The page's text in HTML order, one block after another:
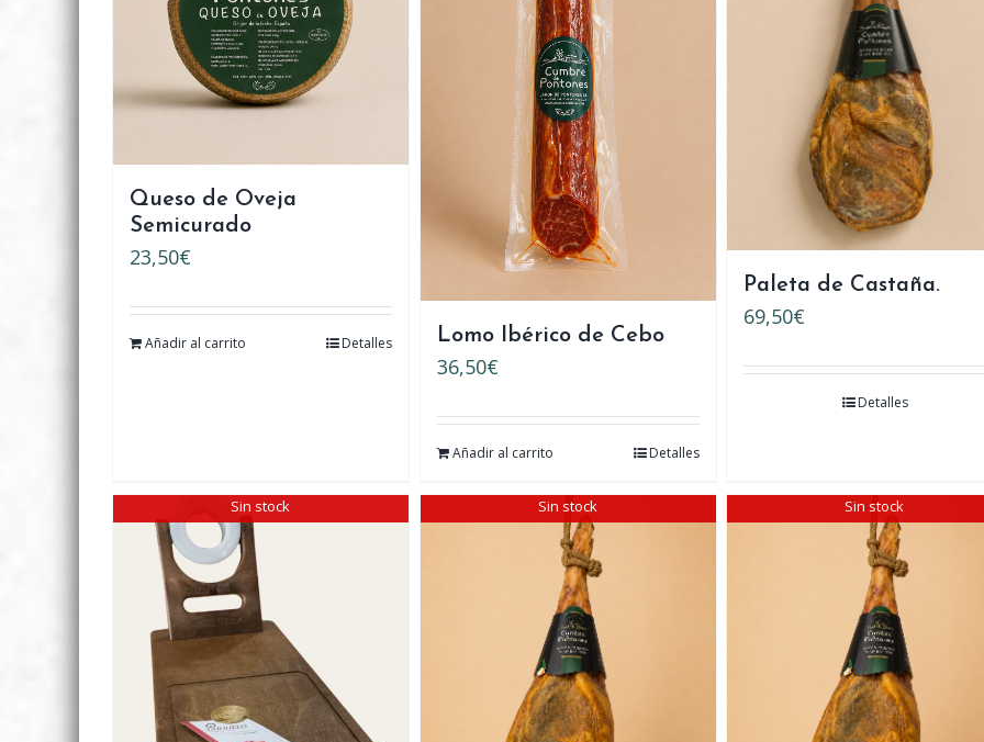
Queso de Oveja
Semicurado
23,50€
Añadir al carrito Detalles Lomo Ibérico de Cebo
36,50€
Añadir al carrito Detalles
Paleta de Castaña.
69,50€
Detalles
Sin stock Sin stock Sin stock